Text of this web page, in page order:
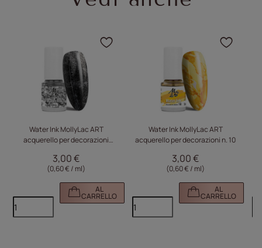
Water Ink MollyLac ART
acquerello per decorazioni
3,00 €
(0,60 € / ml)
AL
CARRELLO
Fare clic per
Water Ink MollyLac ART
acquerello per decorazioni n. 10
3,00 €
(0,60 € / ml)
AL
CARRELLO
Fare